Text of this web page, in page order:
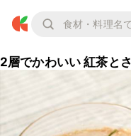
2層でかわいい 紅茶と